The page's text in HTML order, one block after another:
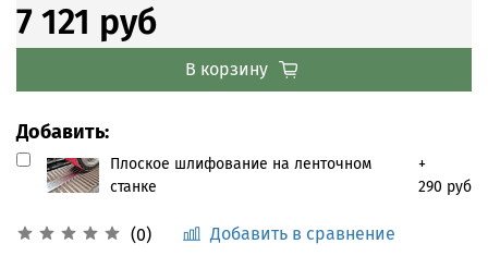
(0) Добавить в сравнение
7 121 руб
В корзину
Добавить:
Плоское шлифование на ленточном
станке
+
290 руб